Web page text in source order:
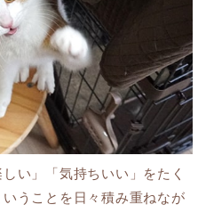
い」「気持ちいい」をたく
うことを日々積み重ねなが